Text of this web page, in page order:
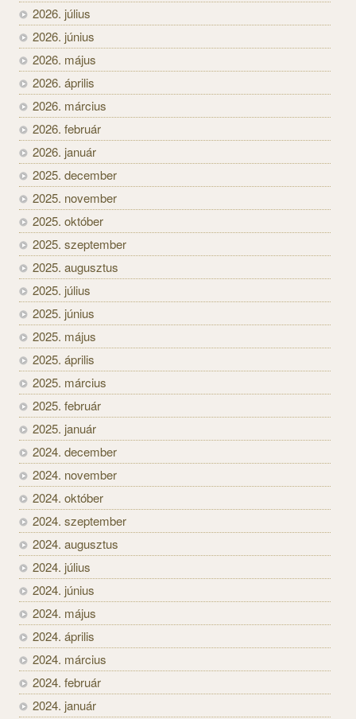
2026. július
2026. június
2026. május
2026. április
2026. március
2026. február
2026. január
2025. december
2025. november
2025. október
2025. szeptember
2025. augusztus
2025. július
2025. június
2025. május
2025. április
2025. március
2025. február
2025. január
2024. december
2024. november
2024. október
2024. szeptember
2024. augusztus
2024. július
2024. június
2024. május
2024. április
2024. március
2024. február
2024. január